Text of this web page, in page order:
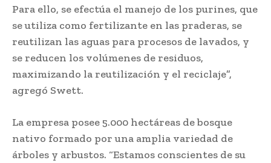
Para ello, se efectúa el manejo de los purines, que
se utiliza como fertilizante en las praderas, se
reutilizan las aguas para procesos de lavados, y
se reducen los volúmenes de residuos,
maximizando la reutilización y el reciclaje”,
agregó Swett.
La empresa posee 5.000 hectáreas de bosque
nativo formado por una amplia variedad de
árboles y arbustos. “Estamos conscientes de su